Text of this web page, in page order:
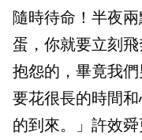
隨時待命！半夜
蛋，你就要立刻
抱怨的，畢竟我
要花很長的時間
的到來。」許效